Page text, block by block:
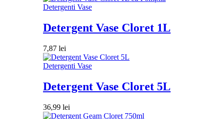
Detergenti Vase
Detergent Vase Cloret 1L
7,87 lei
Detergenti Vase
Detergent Vase Cloret 5L
36,99 lei